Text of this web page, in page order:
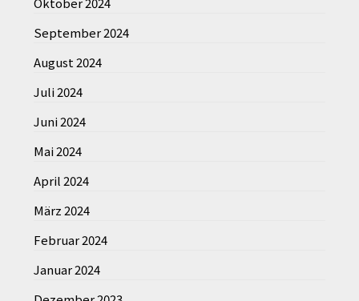
September 2024
August 2024
Juli 2024
Juni 2024
Mai 2024
April 2024
März 2024
Februar 2024
Januar 2024